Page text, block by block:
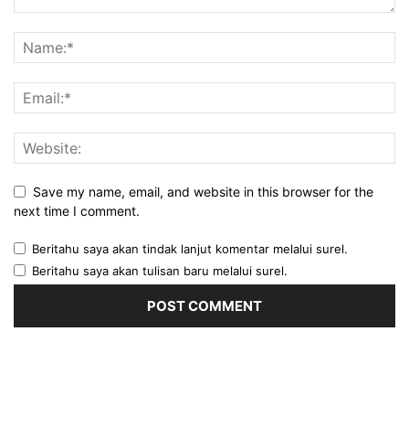
Save my name, email, and website in this browser for the
next time I comment.
Beritahu saya akan tindak lanjut komentar melalui surel.
Beritahu saya akan tulisan baru melalui surel.